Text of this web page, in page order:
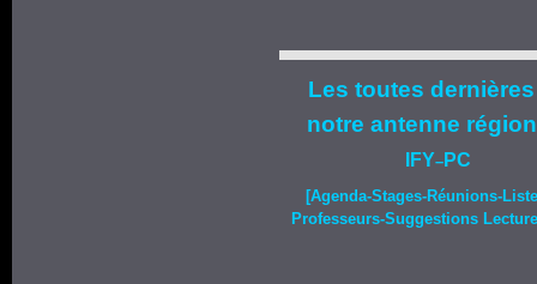
Les toutes
notre antenne
IFY–PC
[Agenda-Stages-Réunions-
Professeurs-Suggestions